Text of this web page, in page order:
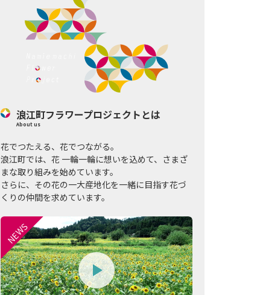
浪江町フラワープロジェクトとは
About us
花でつたえる、花でつながる。
浪江町では、花 一輪一輪に想いを込めて、さまざ
まな取り組みを始めています。
さらに、その花の一大産地化を一緒に目指す花づ
くりの仲間を求めています。